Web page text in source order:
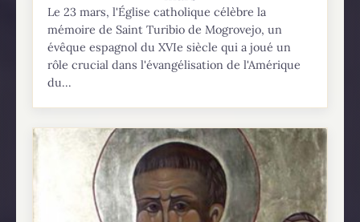
Le 23 mars, l'Église catholique célèbre la
mémoire de Saint Turibio de Mogrovejo, un
évêque espagnol du XVIe siècle qui a joué un
rôle crucial dans l'évangélisation de l'Amérique
du...